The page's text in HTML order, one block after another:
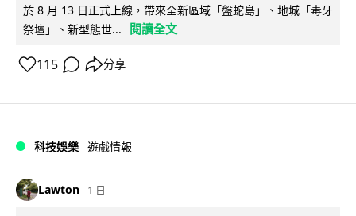
於 8 月 13 日正式上線，帶來全新區域「盤蛇島」、地城「毒牙
祭壇」、新型態世...
閱讀全文
115 分享
科技娛樂 遊戲情報
Lawton 1 日